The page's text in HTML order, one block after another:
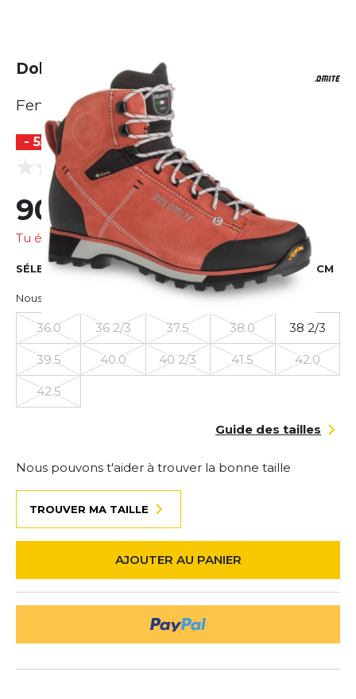
Dolomite 54 Hike Evo GTX
Femme
- 55 %
0.0 (0 Avis)
90,75 € 201,67 €
Tu économises 110,92 €
SÉLECTIONNER LA TAILLE EU US UK CM
Nous te suggérons de prendre la taille au dessus.
36.0 36 2/3 37.5 38.0 38 2/3
39.5 40.0 40 2/3 41.5 42.0
42.5
Guide des tailles
Nous pouvons t'aider à trouver la bonne taille
TROUVER MA TAILLE
AJOUTER AU PANIER